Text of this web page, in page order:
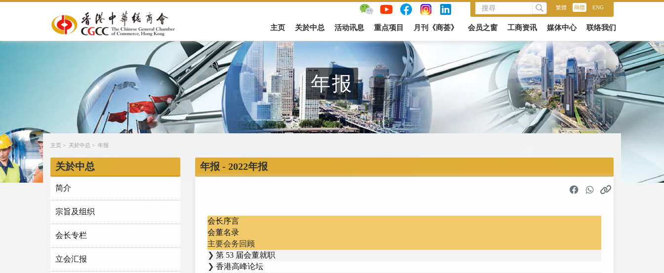
繁體 簡體 ENG
主页 关於中总 活动讯息 重点项目 月刊《商荟》 会员之窗 工商资讯 媒体中心 联络我们
年报
主页 > 关於中总 > 年报
关於中总
简介
宗旨及组织
会长专栏
立会汇报
年报 - 2022年报
会长序言
会董名录
主要会务回顾
❯ 第 53 届会董就职
❯ 香港高峰论坛